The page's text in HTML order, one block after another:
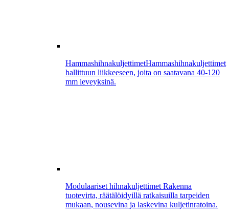
HammashihnakuljettimetHammashihnakuljettimet
hallittuun liikkeeseen, joita on saatavana 40-120
mm leveyksinä.
Modulaariset hihnakuljettimet Rakenna
tuotevirta, räätälöidyillä ratkaisuilla tarpeiden
mukaan, nousevina ja laskevina kuljetinratoina.